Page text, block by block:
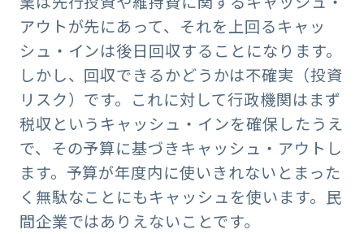
アウトが先にあって、それを上回るキャッ
シュ・インは後日回収することになります。
しかし、回収できるかどうかは不確実（投資
リスク）です。これに対して行政機関はまず
税収というキャッシュ・インを確保したうえ
で、その予算に基づきキャッシュ・アウトし
ます。予算が年度内に使いきれないとまった
く無駄なことにもキャッシュを使います。民
間企業ではありえないことです。